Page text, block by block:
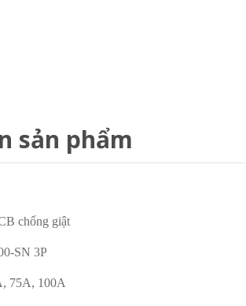
sản phẩm
chống giật
SN 3P
75A, 100A